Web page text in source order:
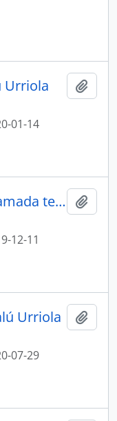
Urriola
01-14
«La cita» : ejercicio corto/llamada telefónica por Malú Urriola
12-11
Urriola
07-29